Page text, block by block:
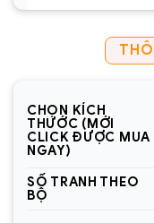
Chịu trách nhiệm
Công ty Cổ
Sencom Việt
Địa chỉ
Trung, Hà
Hotline:
CHỌN KÍCH
THƯỚC (MỚI
CLICK ĐƯỢC MUA
NGAY)
SỐ TRANH THEO
BỘ